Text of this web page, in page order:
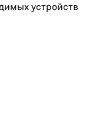
устройств